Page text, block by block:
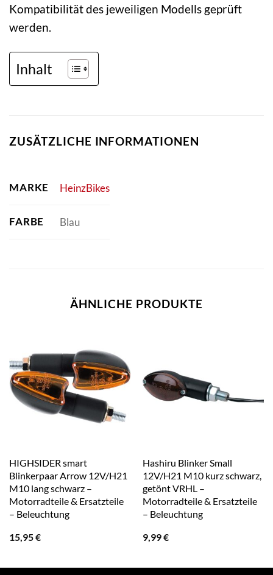
Kompatibilität des jeweiligen Modells geprüft
werden.
Inhalt
ZUSÄTZLICHE INFORMATIONEN
MARKE HeinzBikes
FARBE Blau
ÄHNLICHE PRODUKTE
HIGHSIDER smart
Blinkerpaar Arrow 12V/H21
M10 lang schwarz –
Motorradteile & Ersatzteile
– Beleuchtung
15,95€
Hashiru Blinker Small
12V/H21 M10 kurz schwarz,
getönt VRHL –
Motorradteile & Ersatzteile
– Beleuchtung
9,99€